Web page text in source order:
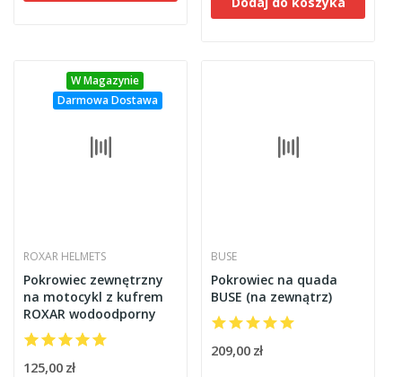
W Magazynie
Darmowa Dostawa
ROXAR HELMETS
Pokrowiec zewnętrzny
na motocykl z kufrem
ROXAR wodoodporny
125,00 zł
BUSE
Pokrowiec na quada
BUSE (na zewnątrz)
209,00 zł